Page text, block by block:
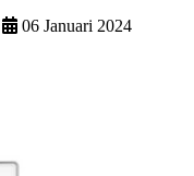
06 Januari 2024